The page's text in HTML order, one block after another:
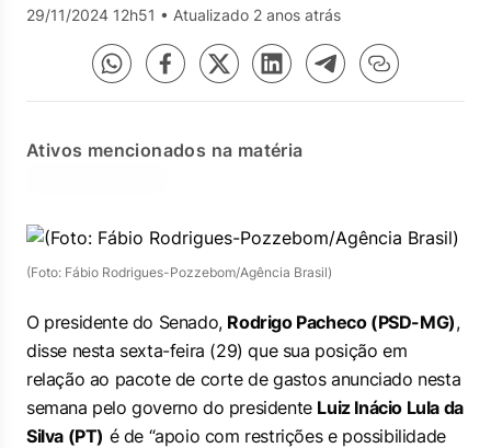
29/11/2024 12h51 • Atualizado 2 anos atrás
Ativos mencionados na matéria
(Foto: Fábio Rodrigues-Pozzebom/Agência Brasil)
O presidente do Senado, Rodrigo Pacheco (PSD-MG),
disse nesta sexta-feira (29) que sua posição em
relação ao pacote de corte de gastos anunciado nesta
semana pelo governo do presidente Luiz Inácio Lula da
Silva (PT) é de “apoio com restrições e possibilidade